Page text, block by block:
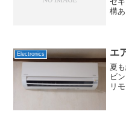
構
す
Electronics エ
夏
ビ
リ